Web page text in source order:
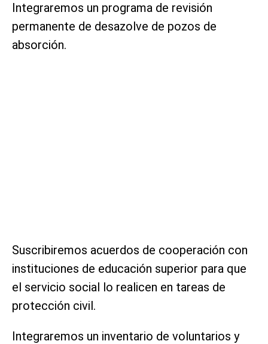
Integraremos un programa de revisión
permanente de desazolve de pozos de
absorción.
Suscribiremos acuerdos de cooperación con
instituciones de educación superior para que
el servicio social lo realicen en tareas de
protección civil.
Integraremos un inventario de voluntarios y